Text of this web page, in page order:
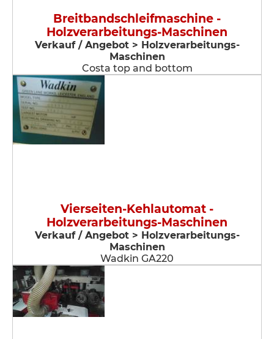
Breitbandschleifmaschine -
Holzverarbeitungs-Maschinen
Verkauf / Angebot > Holzverarbeitungs-
Maschinen
Costa top and bottom
Vierseiten-Kehlautomat -
Holzverarbeitungs-Maschinen
Verkauf / Angebot > Holzverarbeitungs-
Maschinen
Wadkin GA220